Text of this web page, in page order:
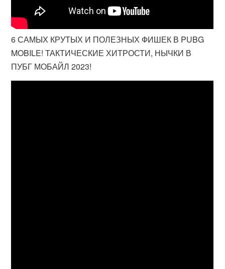
6 САМЫХ КРУТЫХ И ПОЛЕЗНЫХ ФИШЕК В PUBG
MOBILE! ТАКТИЧЕСКИЕ ХИТРОСТИ, НЫЧКИ В
ПУБГ МОБАЙЛ 2023!